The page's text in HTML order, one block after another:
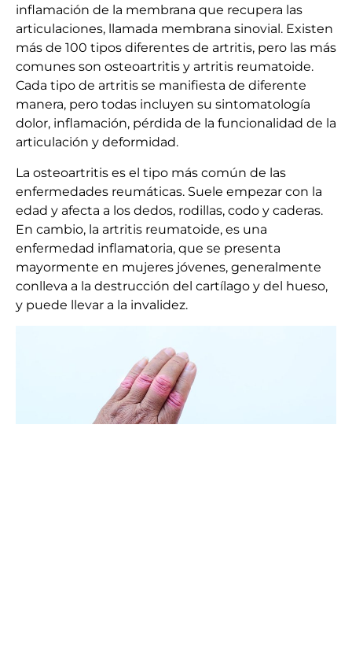
inflamación de la membrana que recupera las
articulaciones, llamada membrana sinovial. Existen
más de 100 tipos diferentes de artritis, pero las más
comunes son osteoartritis y artritis reumatoide.
Cada tipo de artritis se manifiesta de diferente
manera, pero todas incluyen su sintomatología
dolor, inflamación, pérdida de la funcionalidad de la
articulación y deformidad.
La osteoartritis es el tipo más común de las
enfermedades reumáticas. Suele empezar con la
edad y afecta a los dedos, rodillas, codo y caderas.
En cambio, la artritis reumatoide, es una
enfermedad inflamatoria, que se presenta
mayormente en mujeres jóvenes, generalmente
conlleva a la destrucción del cartílago y del hueso,
y puede llevar a la invalidez.